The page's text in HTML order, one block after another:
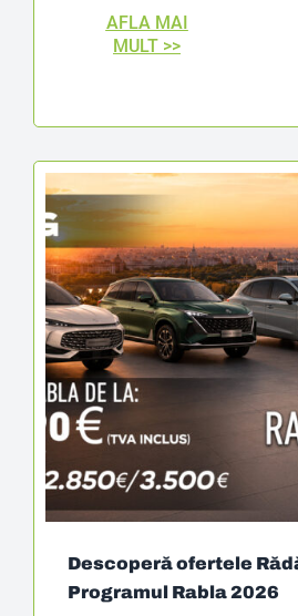
AFLA MAI
MULT >>
Descoperă ofertele
Programul Rabla 2026